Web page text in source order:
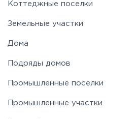
Коттеджные поселки
Земельные участки
Дома
Подряды домов
Промышленные поселки
Промышленные участки